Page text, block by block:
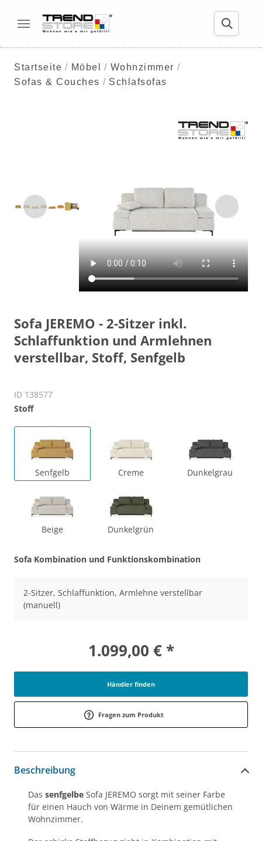
Startseite Möbel
Wohnzimmer
Sofas & Couches
Schlafsofas
Sofa JEREMO - 2-Sitzer inkl.
Schlaffunktion und Armlehnen
verstellbar, Stoff, Senfgelb
ID 138577
Stoff
Senfgelb Creme Dunkelgrau
Beige Dunkelgrün
Sofa Kombination und Funktionskombination
2-Sitzer, Schlaffunktion, Armlehne verstellbar
(manuell)
1.099,00 € *
Händler finden
Fragen zum Produkt
Beschreibung
Das senfgelbe Sofa JEREMO sorgt mit seiner Farbe
für einen Hauch von Wärme in Deinem gemütlichen
Wohnzimmer.